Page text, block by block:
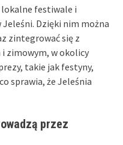
lokalne festiwale i
Dzięki nim można
zintegrować się z
zimowym, w okolicy
takie jak festyny,
sprawia, że Jeleśnia
przez